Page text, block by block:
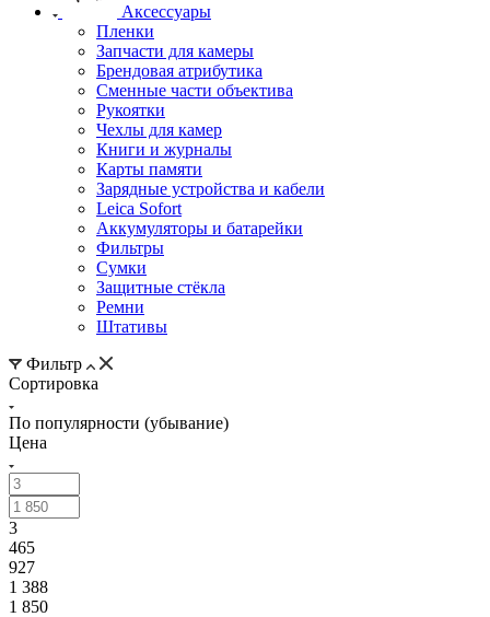
Аксессуары
Пленки
Запчасти для камеры
Брендовая атрибутика
Сменные части объектива
Рукоятки
Чехлы для камер
Книги и журналы
Карты памяти
Зарядные устройства и кабели
Leica Sofort
Аккумуляторы и батарейки
Фильтры
Сумки
Защитные стёкла
Ремни
Штативы
Фильтр
Сортировка
По популярности (убывание)
Цена
3
465
927
1 388
1 850